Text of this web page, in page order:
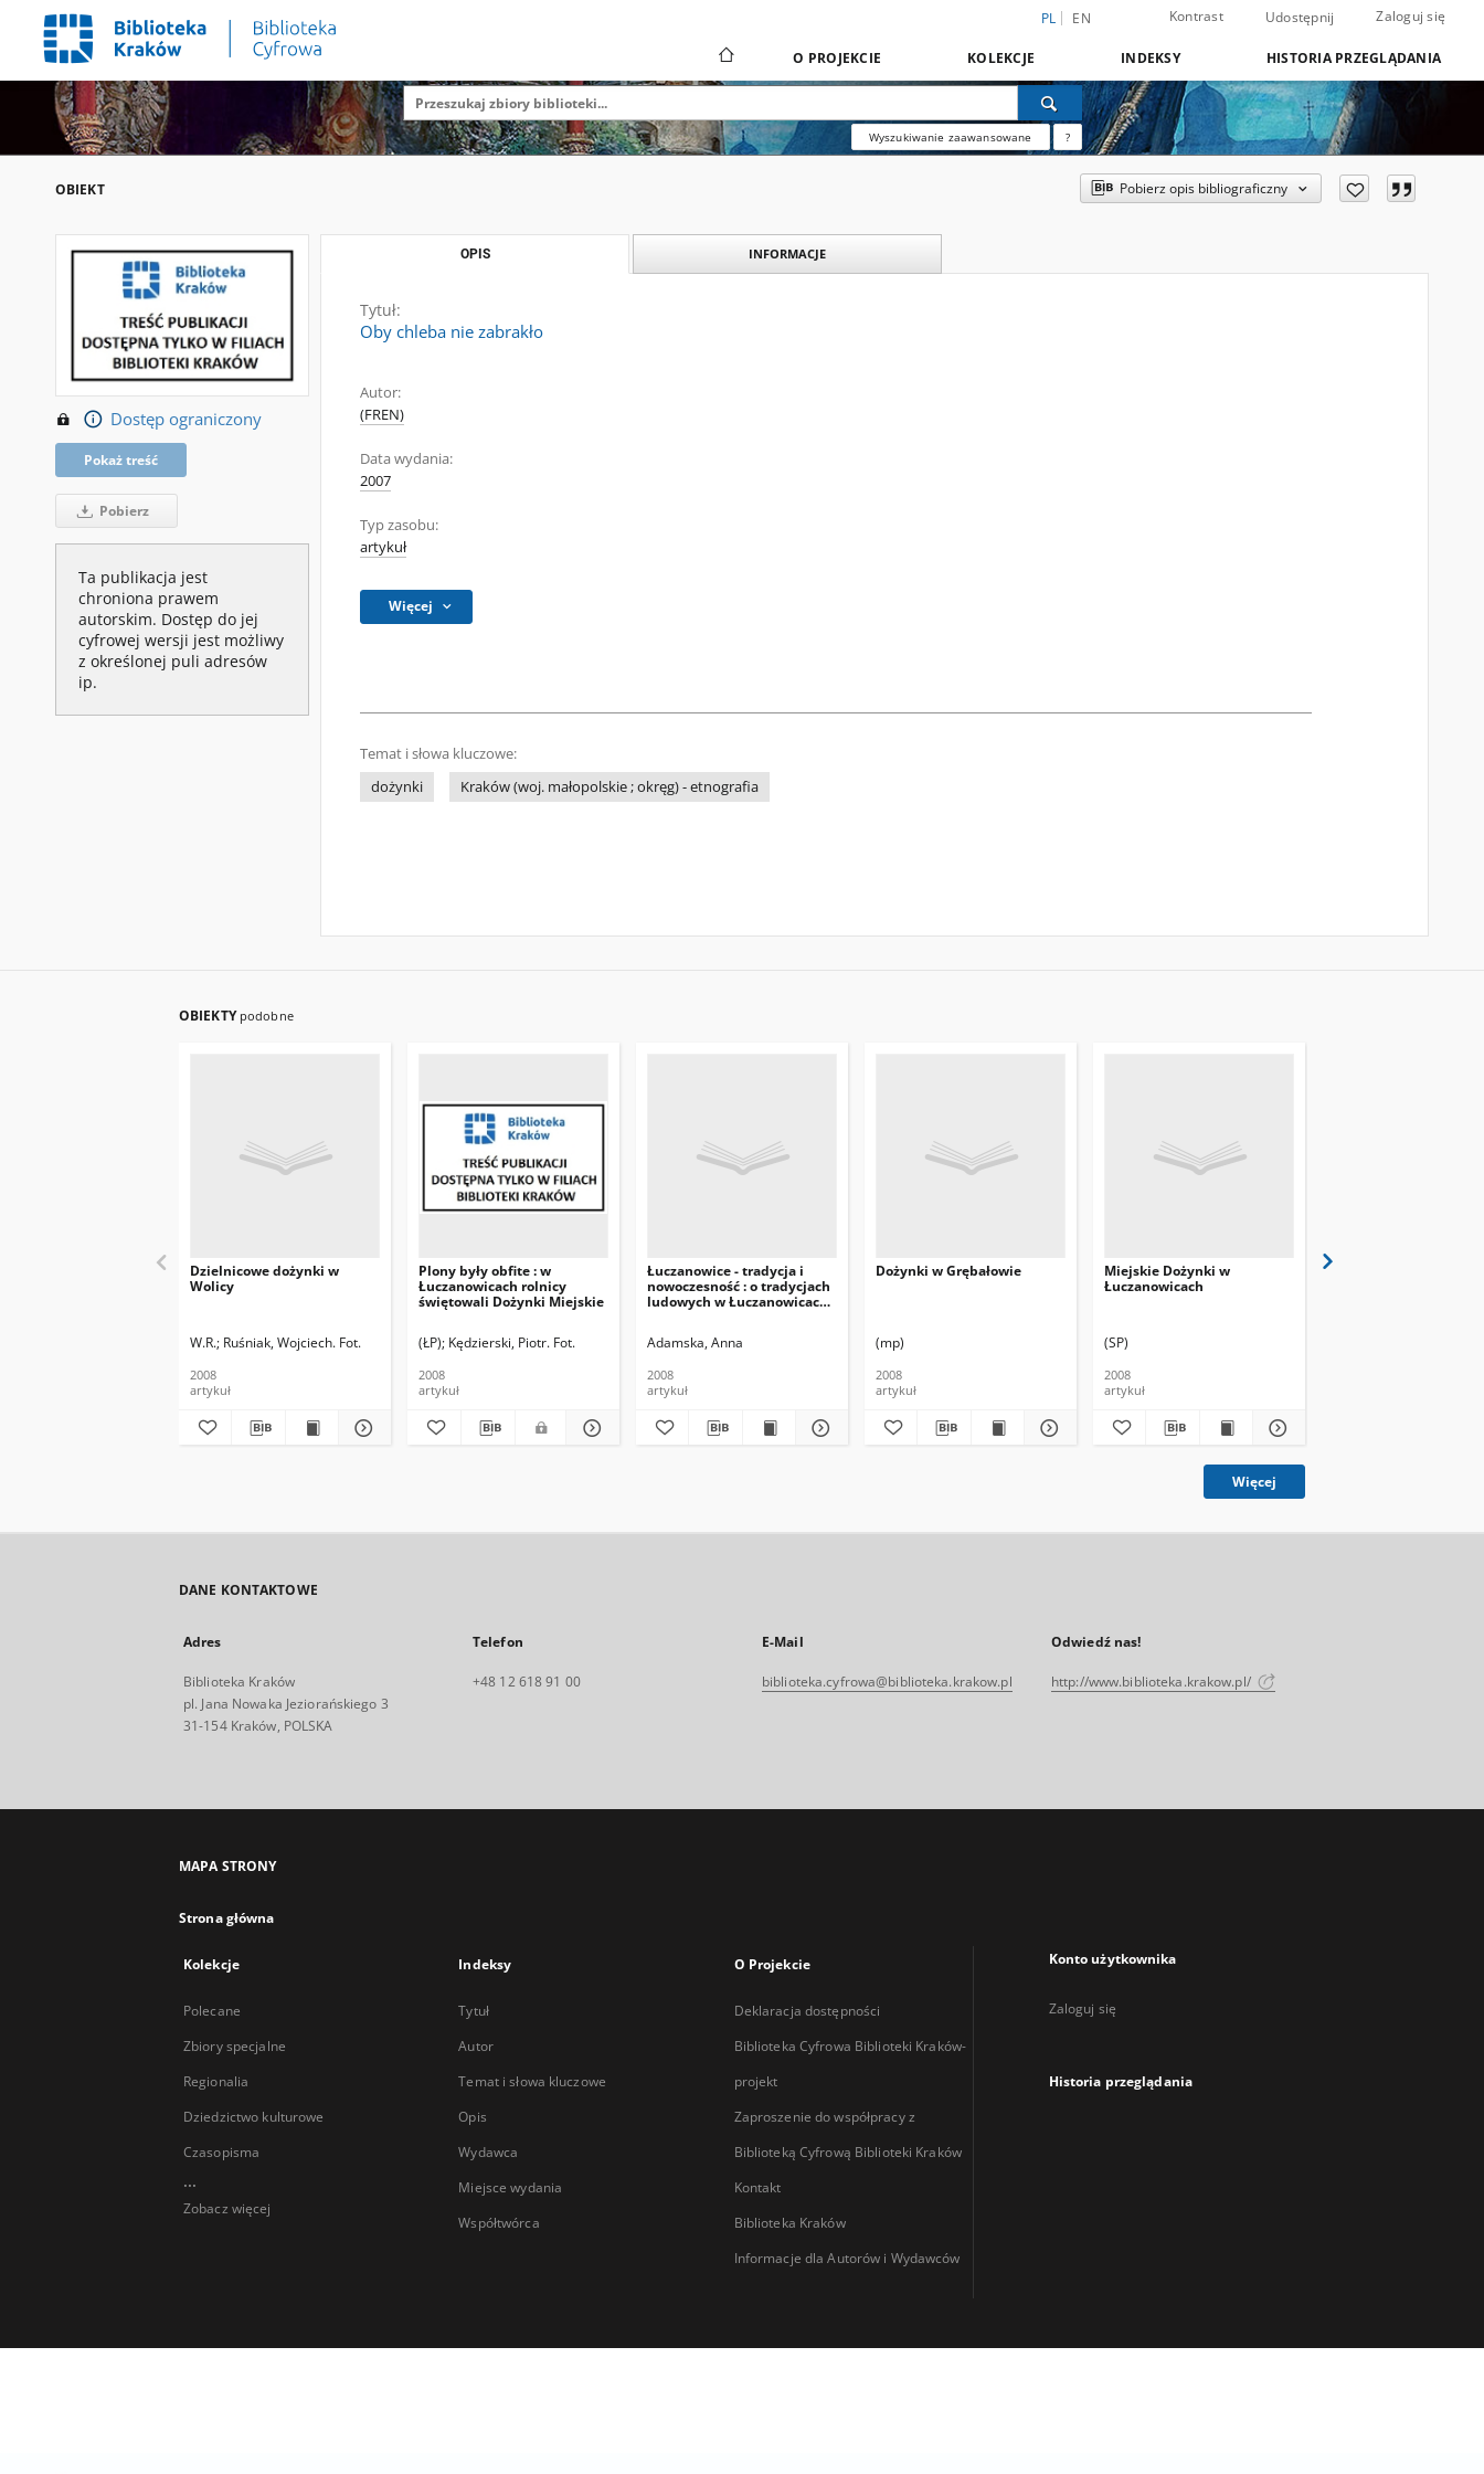
PL EN Kontrast Udostępnij Zaloguj się
O PROJEKCIE KOLEKCJE INDEKSY HISTORIA PRZEGLĄDANIA
Wyszukiwanie zaawansowane ?
OBIEKT Pobierz opis bibliograficzny
Dostęp ograniczony
Pokaż treść
Pobierz
Ta publikacja jest
chroniona prawem
autorskim. Dostęp do jej
cyfrowej wersji jest możliwy
z określonej puli adresów
ip.
OPIS INFORMACJE
Tytuł:
Oby chleba nie zabrakło
Autor:
(FREN)
Data wydania:
2007
Typ zasobu:
artykuł
Więcej
Temat i słowa kluczowe:
dożynki
Kraków (woj. małopolskie ; okręg) - etnografia
OBIEKTY podobne
Dzielnicowe dożynki w
Wolicy
W.R. Ruśniak, Wojciech. Fot.
2008
artykuł
Plony były obfite : w
Łuczanowicach rolnicy
świętowali Dożynki Miejskie
(ŁP) Kędzierski, Piotr. Fot.
2008
artykuł
Łuczanowice - tradycja i
nowoczesność : o tradycjach
ludowych w Łuczanowicach i
Adamska, Anna
2008
artykuł
Dożynki w Grębałowie
(mp)
2008
artykuł
Miejskie Dożynki w
Łuczanowicach
(SP)
2008
artykuł
Więcej
DANE KONTAKTOWE
Adres
Biblioteka Kraków
pl. Jana Nowaka Jeziorańskiego 3
31-154 Kraków, POLSKA
Telefon
+48 12 618 91 00
E-Mail
biblioteka.cyfrowa@biblioteka.krakow.pl
Odwiedź nas!
http://www.biblioteka.krakow.pl/
MAPA STRONY
Strona główna
Kolekcje
Polecane
Zbiory specjalne
Regionalia
Dziedzictwo kulturowe
Czasopisma
...
Zobacz więcej
Indeksy
Tytuł
Autor
Temat i słowa kluczowe
Opis
Wydawca
Miejsce wydania
Współtwórca
O Projekcie
Deklaracja dostępności
Biblioteka Cyfrowa Biblioteki Kraków-
projekt
Zaproszenie do współpracy z
Biblioteką Cyfrową Biblioteki Kraków
Kontakt
Biblioteka Kraków
Informacje dla Autorów i Wydawców
Konto użytkownika
Zaloguj się
Historia przeglądania